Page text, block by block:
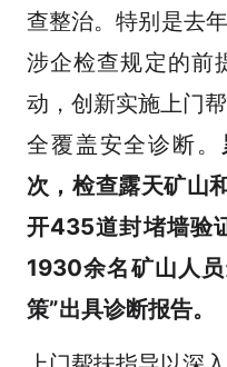
查整治。特别是去
涉企检查规定的前
动，创新实施上门
全覆盖安全诊断。
次，检查露天矿山
开435道封堵墙验
1930余名矿山人
策”出具诊断报告。